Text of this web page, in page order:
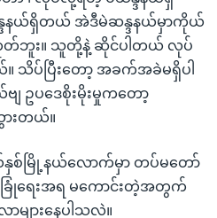
နယ်ရှိတယ် အဲဒီမဲဆန္ဒနယ်မှာကိုယ်
ဟုတ်ဘူး။ သူတို့နဲ့ ဆိုင်ပါတယ် လုပ်
သိပ်ပြီးတော့ အခက်အခဲမရှိပါ
ဥပဒေစိုးမိုးမှုကတော့
ားတယ်။
နှစ်မြို့နယ်လောက်မှာ တပ်မတော်
ြုံရေးအရ မကောင်းတဲ့အတွက်
ျားနေပါသလဲ။